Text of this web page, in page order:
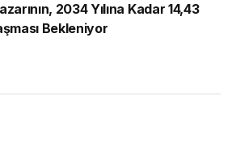
2034 Yılına Kadar 14,43
Bekleniyor